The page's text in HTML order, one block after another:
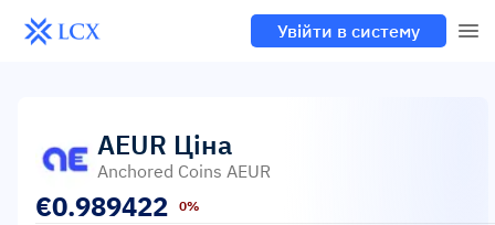
Увійти в систему
AEUR Ціна
Anchored Coins AEUR
€0.989422 0%